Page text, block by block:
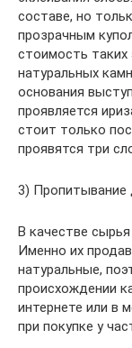
составе, но
прозрачным
стоимость
натуральных
основания
проявляется
стоит только
проявятся три
3)
В качестве
Именно их
натуральные,
происхождении
интернете или в
при покупке у